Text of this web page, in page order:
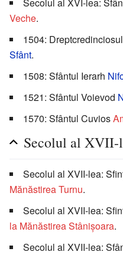
Secolul al XVI-lea:
Veche.
1504:
Sfânt.
1508: Sfântul Ierarh
1521: Sfântul Voievod
1570: Sfântul Cuvios
Secolul al XVII-
Secolul al XVII-lea:
Mănăstirea Turnu.
Secolul al XVII-lea:
la Mănăstirea Stânișoara.
Secolul al XVII-lea: